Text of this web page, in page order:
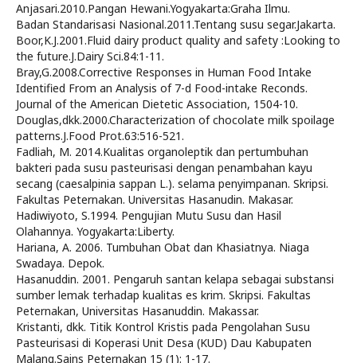
Anjasari.2010.Pangan Hewani.Yogyakarta:Graha Ilmu.
Badan Standarisasi Nasional.2011.Tentang susu segar.Jakarta.
Boor,K.J.2001.Fluid dairy product quality and safety :Looking to
the future.J.Dairy Sci.84:1-11.
Bray,G.2008.Corrective Responses in Human Food Intake
Identified From an Analysis of 7-d Food-intake Reconds.
Journal of the American Dietetic Association, 1504-10.
Douglas,dkk.2000.Characterization of chocolate milk spoilage
patterns.J.Food Prot.63:516-521.
Fadliah, M. 2014.Kualitas organoleptik dan pertumbuhan
bakteri pada susu pasteurisasi dengan penambahan kayu
secang (caesalpinia sappan L.). selama penyimpanan. Skripsi.
Fakultas Peternakan. Universitas Hasanudin. Makasar.
Hadiwiyoto, S.1994. Pengujian Mutu Susu dan Hasil
Olahannya. Yogyakarta:Liberty.
Hariana, A. 2006. Tumbuhan Obat dan Khasiatnya. Niaga
Swadaya. Depok.
Hasanuddin. 2001. Pengaruh santan kelapa sebagai substansi
sumber lemak terhadap kualitas es krim. Skripsi. Fakultas
Peternakan, Universitas Hasanuddin. Makassar.
Kristanti, dkk. Titik Kontrol Kristis pada Pengolahan Susu
Pasteurisasi di Koperasi Unit Desa (KUD) Dau Kabupaten
Malang.Sains Peternakan 15 (1): 1-17.